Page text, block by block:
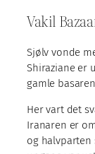
Vakil
Sjølv vonde
Shiraziane er
gamle
Her vart det
Iranaren er
og halvparten